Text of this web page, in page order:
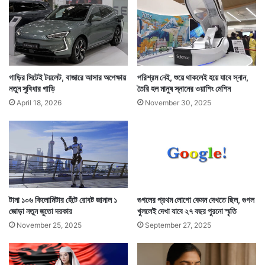
পরিষেবা ব্যবহার করবেন বলেও পূর্বাভাস দিয়েছে সিসকো। তার
মানে দাঁড়ায় প্রতি ২০টি ইন্টারনেট সংযোগে ১টি ৫জি কানেকশন
থাকবে।
লে
ন
রে
ন্ত্রী
গাড়ির সিটেই টয়লেট, বাজারে আসার অপেক্ষায়
নতুন সুবিধার গাড়ি
April 18, 2026
পরিশ্রম নেই, শুয়ে থাকলেই হয়ে যাবে স্নান,
তৈরি হল মানুষ স্নানের ওয়াশিং মেশিন
November 30, 2025
টানা ১০৬ কিলোমিটার হেঁটে রোবট জানাল ১
জোড়া নতুন জুতো দরকার
November 25, 2025
গুগলের প্রথম লোগো কেমন দেখতে ছিল, গুগল
খুললেই দেখা যাবে ২৭ বছর পুরনো স্মৃতি
September 27, 2025